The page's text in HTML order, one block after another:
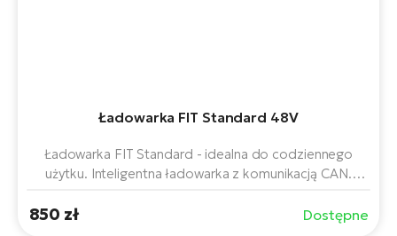
Ładowarka FIT Standard 48V
Ładowarka FIT Standard - idealna do codziennego
użytku. Inteligentna ładowarka z komunikacją CAN.
850 zł Dostępne